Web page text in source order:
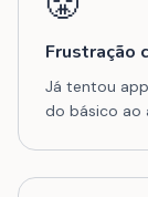
Frustração
Já tentou
do básico ao